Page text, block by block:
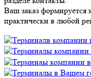
Ваш заказ формируется
практически в любой